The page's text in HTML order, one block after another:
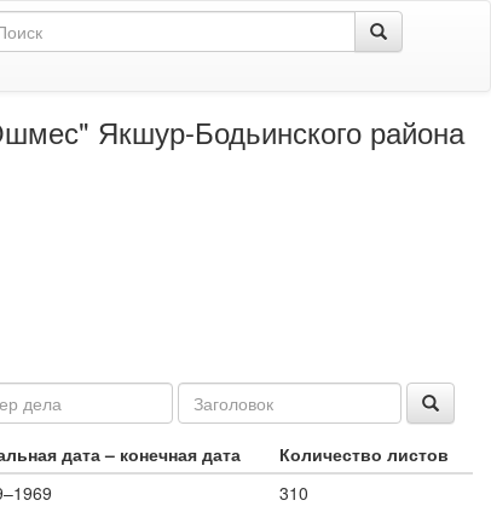
Якшур-Бодьинского района
дата – конечная дата
Количество листов
310